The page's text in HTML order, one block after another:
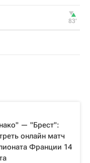
83‎’‎
— "Брест":
онлайн матч
Франции 14